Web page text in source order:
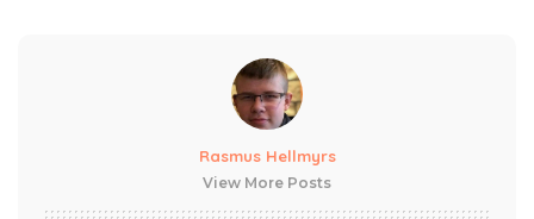
Rasmus Hellmyrs
View More Posts